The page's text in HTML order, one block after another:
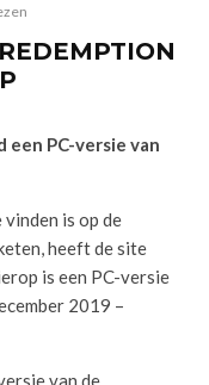
PC-versie van
is op de
heeft de site
is een PC-versie
2019 –
van de